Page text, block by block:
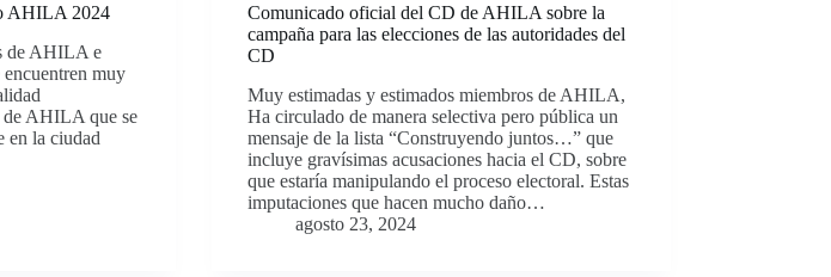
AHILA 2024
de AHILA e
encuentren muy
de AHILA que se
en la ciudad
Comunicado oficial del CD de AHILA sobre la
campaña para las elecciones de las autoridades del
CD
Muy estimadas y estimados miembros de AHILA,
Ha circulado de manera selectiva pero pública un
mensaje de la lista “Construyendo juntos…” que
incluye gravísimas acusaciones hacia el CD, sobre
que estaría manipulando el proceso electoral. Estas
imputaciones que hacen mucho daño…
agosto 23, 2024